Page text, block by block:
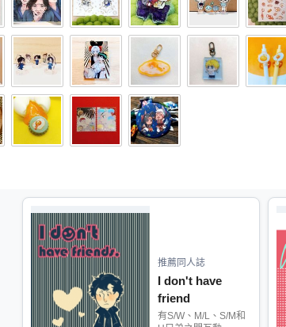
推薦同人誌
I don't have
friend
有S/W、M/L、S/M和